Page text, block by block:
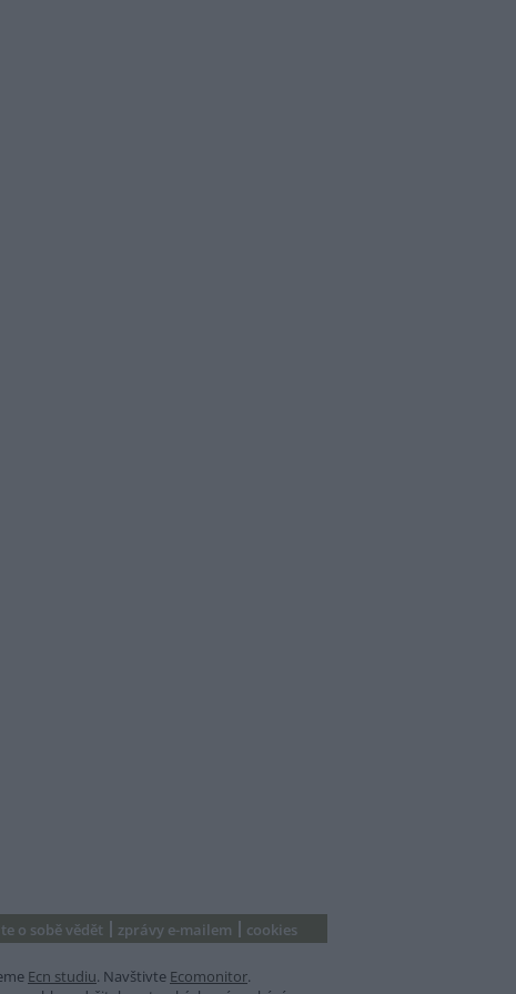
o sobě vědět zprávy e-mailem cookies
Ecn studiu. Navštivte Ecomonitor.